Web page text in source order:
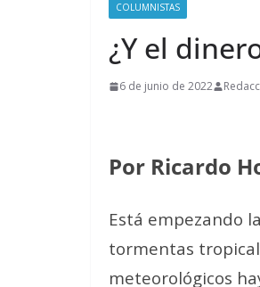
COLUMNISTAS
¿Y el
6 de junio de 2022
Por Ricardo
Está empezando
tormentas
meteorológicos